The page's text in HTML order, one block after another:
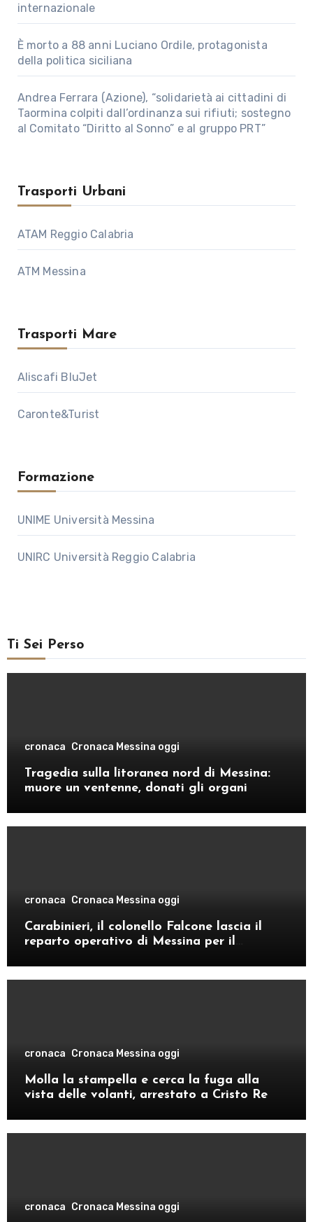
internazionale
È morto a 88 anni Luciano Ordile, protagonista
della politica siciliana
Andrea Ferrara (Azione), “solidarietà ai cittadini di
Taormina colpiti dall’ordinanza sui rifiuti; sostegno
al Comitato “Diritto al Sonno” e al gruppo PRT”
Trasporti Urbani
ATAM Reggio Calabria
ATM Messina
Trasporti Mare
Aliscafi BluJet
Caronte&Turist
Formazione
UNIME Università Messina
UNIRC Università Reggio Calabria
Ti Sei Perso
cronaca Cronaca Messina oggi
Tragedia sulla litoranea nord di Messina:
muore un ventenne, donati gli organi
cronaca Cronaca Messina oggi
Carabinieri, il colonello Falcone lascia il
reparto operativo di Messina per il
cronaca Cronaca Messina oggi
Molla la stampella e cerca la fuga alla
vista delle volanti, arrestato a Cristo Re
cronaca Cronaca Messina oggi